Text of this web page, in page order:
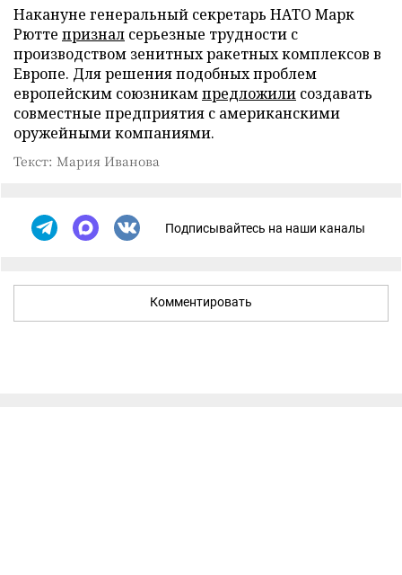
Накануне генеральный секретарь НАТО Марк
Рютте признал серьезные трудности с
производством зенитных ракетных комплексов в
Европе. Для решения подобных проблем
европейским союзникампредложили создавать
совместные предприятия с американскими
оружейными компаниями.
Текст: Мария Иванова
Подписывайтесь на наши каналы
Комментировать